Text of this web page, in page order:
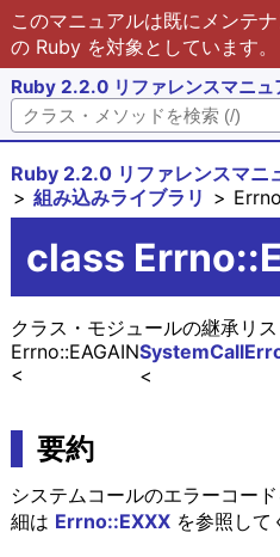
このマニュアルは既にメンテ
の Ruby を対象としています。
Ruby 2.2.0 リファレンスマニュ
Ruby 2.2.0 リファレンスマニ
組み込みライブラリ
class
クラス・モジュールの継承リ
Errno::EAGAIN
要約
システムコールのエラーコー
細は Errno::EXXXを参照して